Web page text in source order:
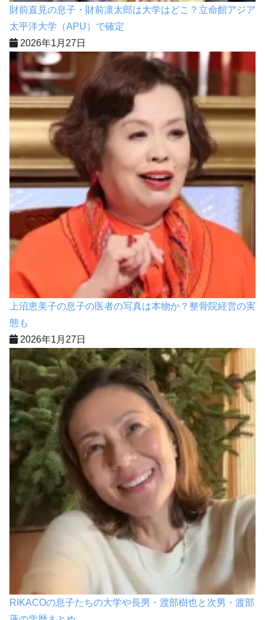
財前直見の息子・財前凛太郎は大学はどこ？立命館アジア
太平洋大学（APU）で確定
2026年1月27日
上沼恵美子の息子の医者の写真は本物か？整骨院経営の実
態も
2026年1月27日
RIKACOの息子たちの大学や長男・渡部樹也と次男・渡部